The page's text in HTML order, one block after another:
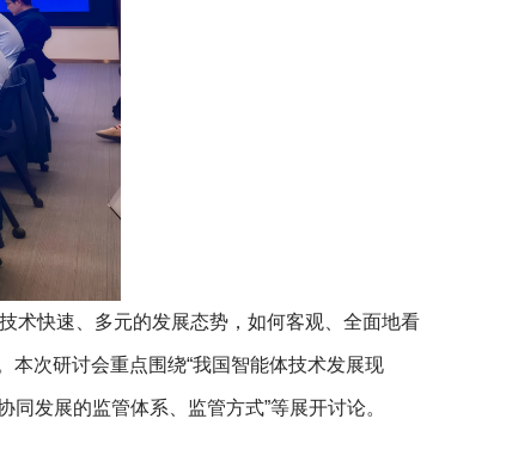
术快速、多元的发展态势，如何客观、全面地看
次研讨会重点围绕“我国智能体技术发展现
发展的监管体系、监管方式”等展开讨论。